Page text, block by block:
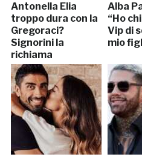
Antonella Elia
troppo dura con la
Gregoraci?
Signorini la
richiama
Alba
“Ho
Vip di
mio